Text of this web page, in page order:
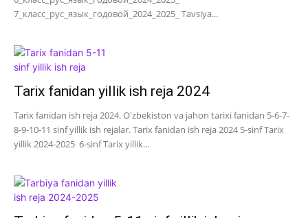
7_класс_рус_язык_годовой_2024_2025_ Tavsiya...
Tarix fanidan yillik ish reja 2024
Tarix fanidan ish reja 2024. O'zbekiston va jahon tarixi fanidan 5-6-7-
8-9-10-11 sinf yillik ish rejalar. Tarix fanidan ish reja 2024 5-sinf Tarix
yillik 2024-2025 6-sinf Tarix yillik...